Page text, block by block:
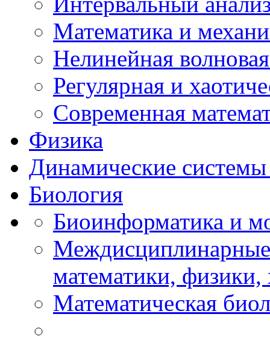
Математика и
Нелинейная
Регулярная и
Современная
Физика
Динамические системы
Биология
Биоинформатика и
математики,
Математическая